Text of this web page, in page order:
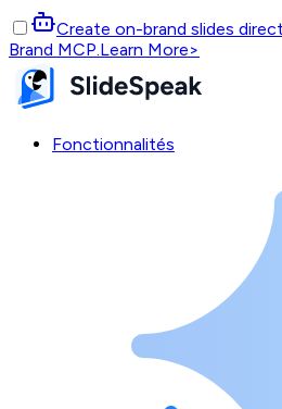
Create on-brand slides
Brand MCP.Learn More>
Fonctionnalités